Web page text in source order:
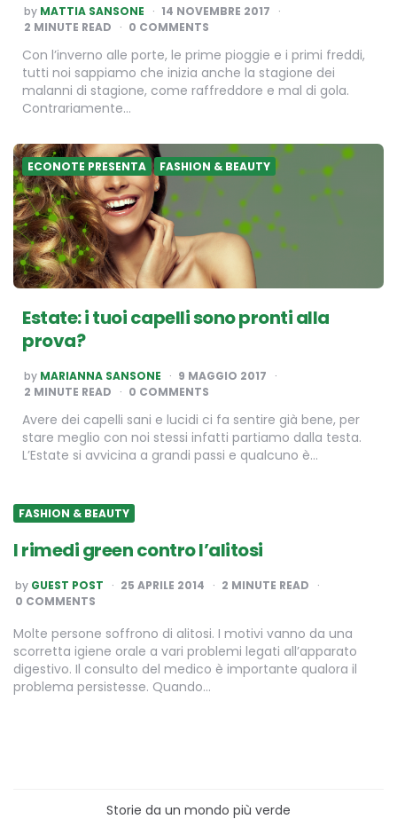
POSTED
BY
by MATTIA SANSONE
14 NOVEMBRE 2017
2 MINUTE READ 0 COMMENTS
Con l’inverno alle porte, le prime pioggie e i primi freddi,
tutti noi sappiamo che inizia anche la stagione dei
malanni di stagione, come raffreddore e mal di gola.
Contrariamente…
ECONOTE PRESENTA FASHION & BEAUTY
Estate: i tuoi capelli sono pronti alla
prova?
POSTED
BY
by MARIANNA SANSONE
9 MAGGIO 2017
2 MINUTE READ 0 COMMENTS
Avere dei capelli sani e lucidi ci fa sentire già bene, per
stare meglio con noi stessi infatti partiamo dalla testa.
L’Estate si avvicina a grandi passi e qualcuno è…
FASHION & BEAUTY
I rimedi green contro l’alitosi
POSTED
BY
by GUEST POST 25 APRILE 2014 2 MINUTE READ
0 COMMENTS
Molte persone soffrono di alitosi. I motivi vanno da una
scorretta igiene orale a vari problemi legati all’apparato
digestivo. Il consulto del medico è importante qualora il
problema persistesse. Quando…
Storie da un mondo più verde